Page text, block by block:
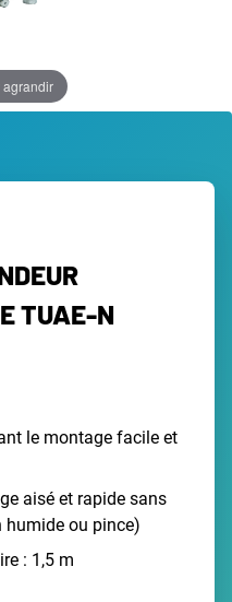
TUAE-N
le montage facile et
aisé et rapide sans
humide ou pince)
: 1,5 m